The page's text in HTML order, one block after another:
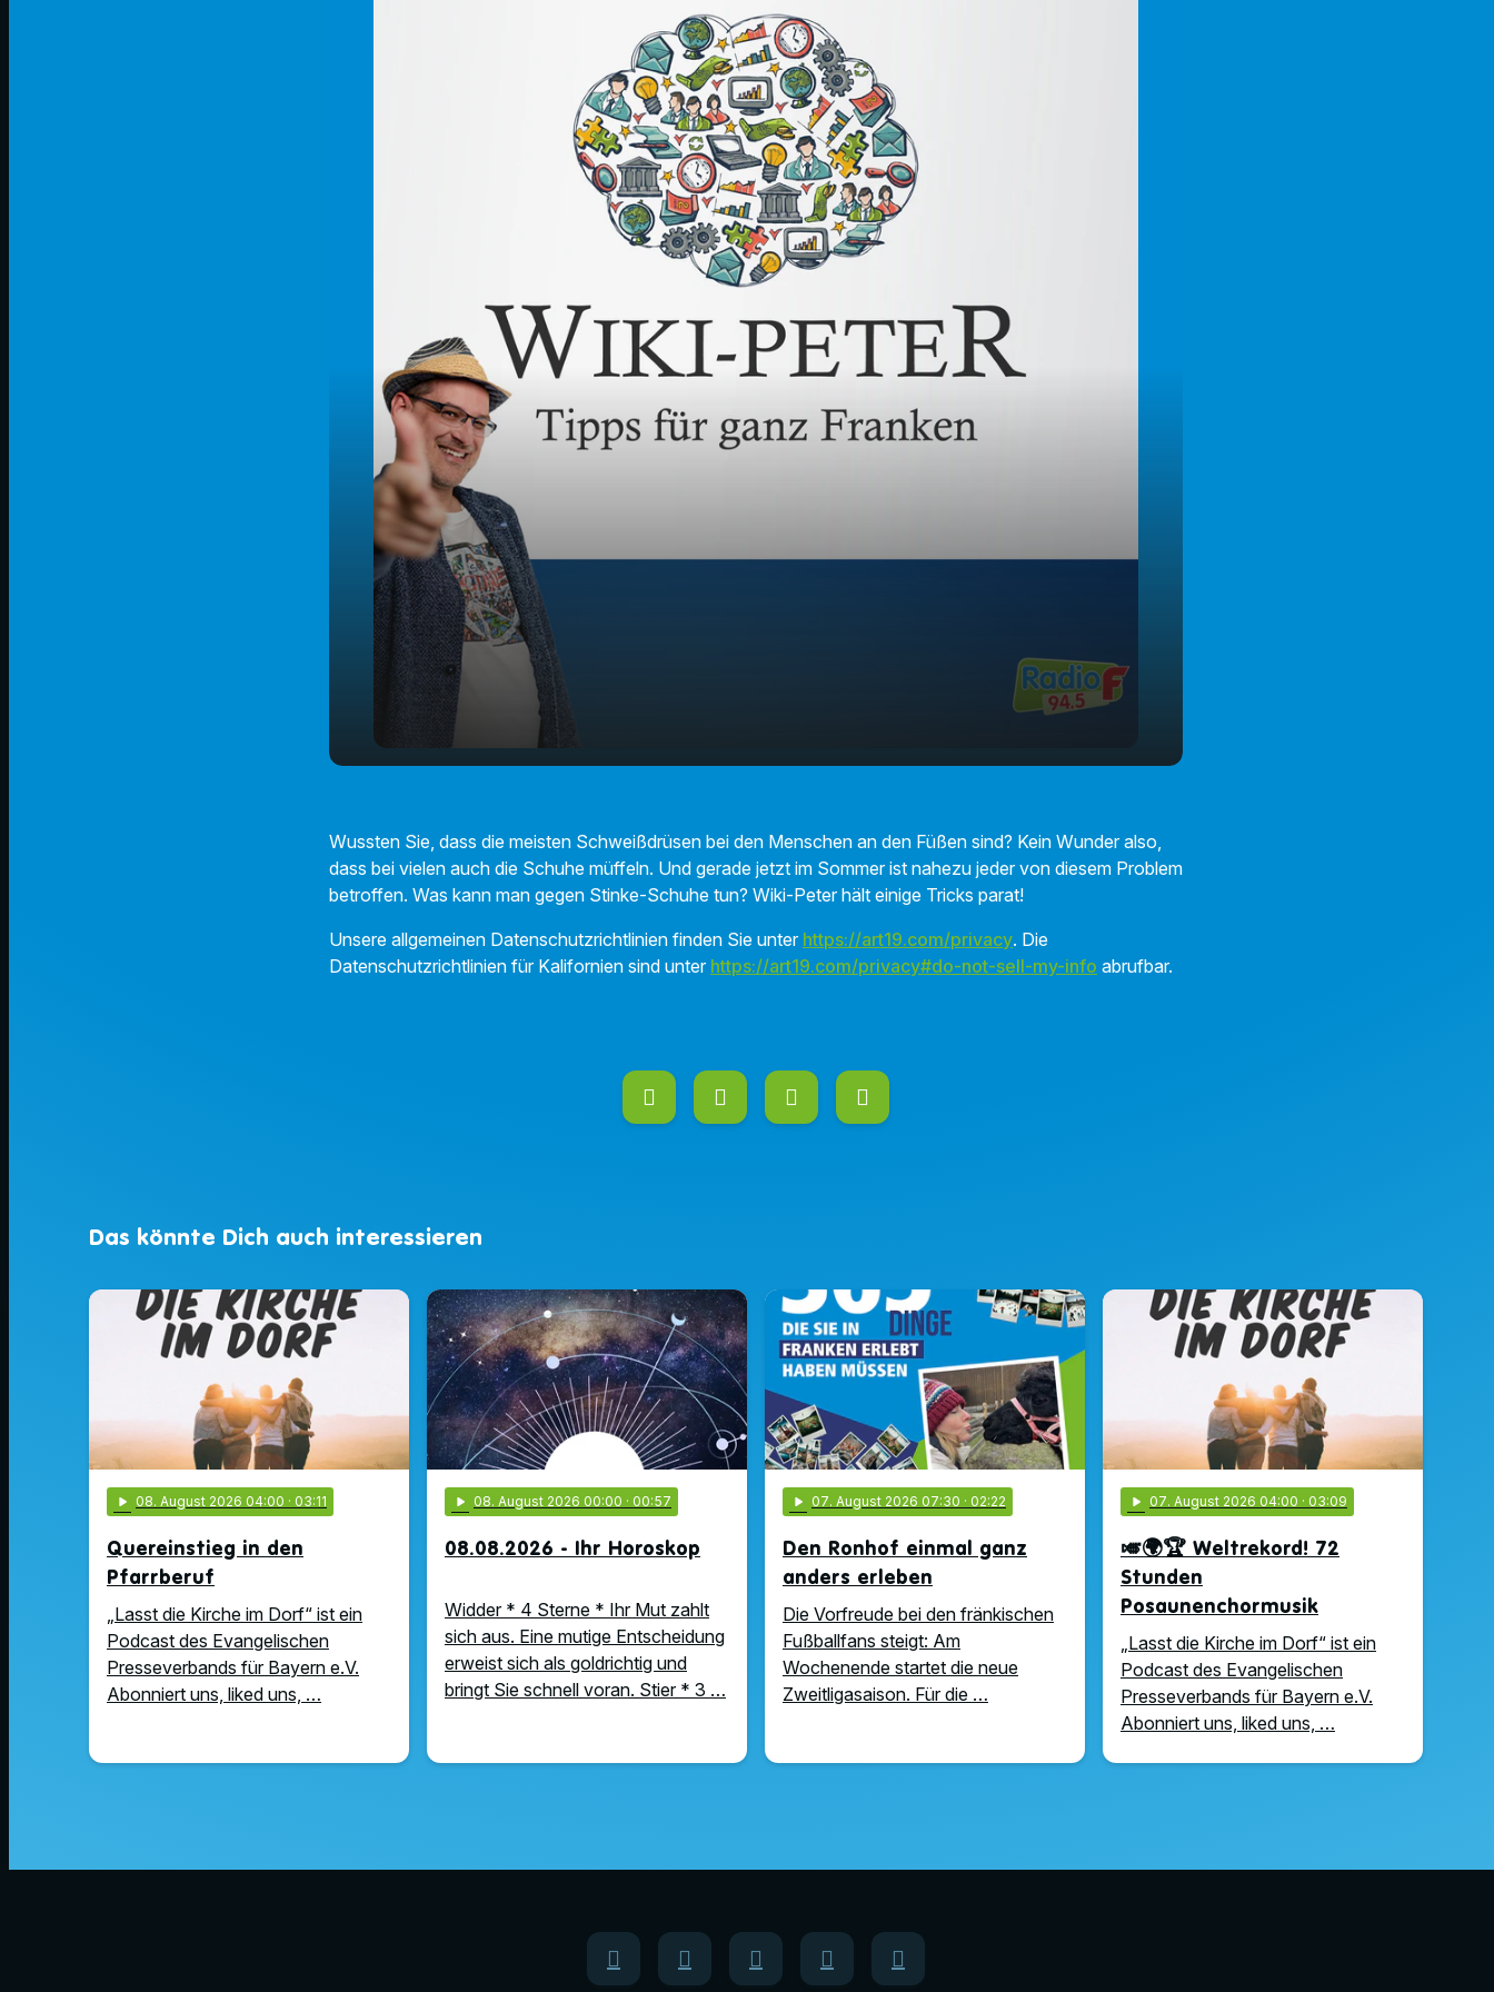
Wussten Sie, dass die meisten Schweißdrüsen bei den Menschen an den Füßen sind? Kein Wunder also,
dass bei vielen auch die Schuhe müffeln. Und gerade jetzt im Sommer ist nahezu jeder von diesem Problem
betroffen. Was kann man gegen Stinke-Schuhe tun? Wiki-Peter hält einige Tricks parat!
Unsere allgemeinen Datenschutzrichtlinien finden Sie unter https://art19.com/privacy. Die
Datenschutzrichtlinien für Kalifornien sind unter https://art19.com/privacy#do-not-sell-my-info abrufbar.
Das könnte Dich auch interessieren
play_arrow 08. August 2026 04:00 · 03:11
Quereinstieg in den
Pfarrberuf
„Lasst die Kirche im Dorf“ ist ein
Podcast des Evangelischen
Presseverbands für Bayern e.V.
Abonniert uns, liked uns, …
play_arrow 08. August 2026 00:00 · 00:57
08.08.2026 - Ihr Horoskop
Widder * 4 Sterne * Ihr Mut zahlt
sich aus. Eine mutige Entscheidung
erweist sich als goldrichtig und
bringt Sie schnell voran. Stier * 3 …
play_arrow 07. August 2026 07:30 · 02:22
Den Ronhof einmal ganz
anders erleben
Die Vorfreude bei den fränkischen
Fußballfans steigt: Am
Wochenende startet die neue
Zweitligasaison. Für die …
play_arrow 07. August 2026 04:00 · 03:09
🎺🌍🏆 Weltrekord! 72
Stunden
Posaunenchormusik
„Lasst die Kirche im Dorf“ ist ein
Podcast des Evangelischen
Presseverbands für Bayern e.V.
Abonniert uns, liked uns, …